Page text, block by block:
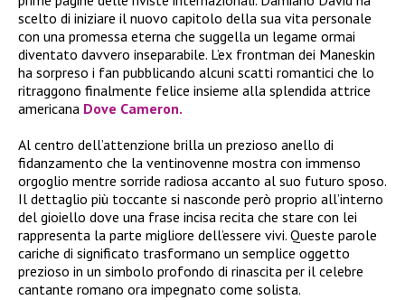
scelto di iniziare il nuovo capitolo della sua vita personale
con una promessa eterna che suggella un legame ormai
diventato davvero inseparabile. L’ex frontman dei Maneskin
ha sorpreso i fan pubblicando alcuni scatti romantici che lo
ritraggono finalmente felice insieme alla splendida attrice
americana Dove Cameron.
Al centro dell’attenzione brilla un prezioso anello di
fidanzamento che la ventinovenne mostra con immenso
orgoglio mentre sorride radiosa accanto al suo futuro sposo.
Il dettaglio più toccante si nasconde però proprio all’interno
del gioiello dove una frase incisa recita che stare con lei
rappresenta la parte migliore dell’essere vivi. Queste parole
cariche di significato trasformano un semplice oggetto
prezioso in un simbolo profondo di rinascita per il celebre
cantante romano ora impegnato come solista.